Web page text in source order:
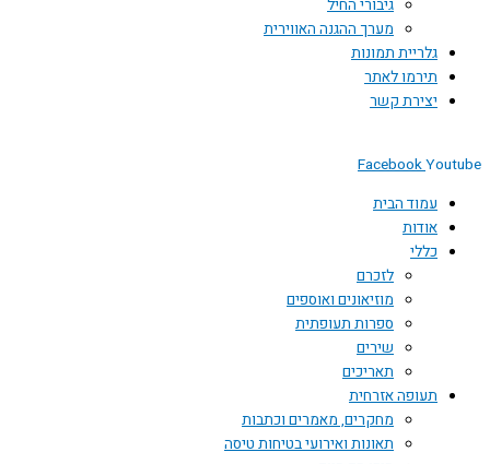
גיבורי החיל
מערך ההגנה האווירית
גלריית תמונות
תירמו לאתר
יצירת קשר
FacebookYoutube
עמוד הבית
אודות
כללי
לזכרם
מוזיאונים ואוספים
ספרות תעופתית
שירים
תאריכים
תעופה אזרחית
מחקרים, מאמרים וכתבות
תאונות ואירועי בטיחות טיסה